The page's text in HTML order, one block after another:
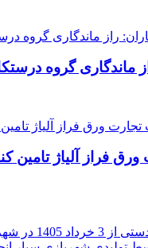
ماندگاری گروه
آلیاژ تامین